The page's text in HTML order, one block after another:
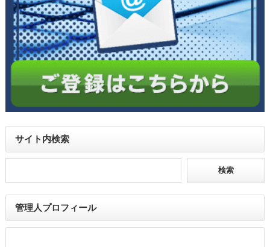
サイト内検索
管理人プロフィール